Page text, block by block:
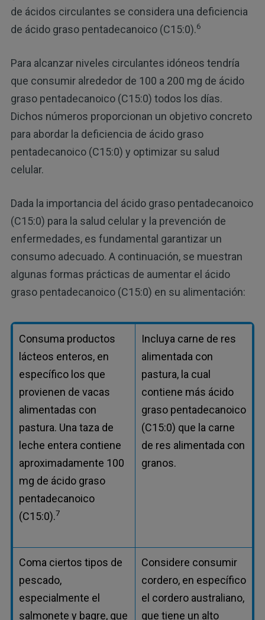
de ácidos circulantes se considera una deficiencia
de ácido graso pentadecanoico (C15:0).6
Para alcanzar niveles circulantes idóneos tendría
que consumir alrededor de 100 a 200 mg de ácido
graso pentadecanoico (C15:0) todos los días.
Dichos números proporcionan un objetivo concreto
para abordar la deficiencia de ácido graso
pentadecanoico (C15:0) y optimizar su salud
celular.
Dada la importancia del ácido graso pentadecanoico
(C15:0) para la salud celular y la prevención de
enfermedades, es fundamental garantizar un
consumo adecuado. A continuación, se muestran
algunas formas prácticas de aumentar el ácido
graso pentadecanoico (C15:0) en su alimentación:
Consuma productos
lácteos enteros, en
específico los que
provienen de vacas
alimentadas con
pastura. Una taza de
leche entera contiene
aproximadamente 100
mg de ácido graso
pentadecanoico
(C15:0).7
Incluya carne de res
alimentada con
pastura, la cual
contiene más ácido
graso pentadecanoico
(C15:0) que la carne
de res alimentada con
granos.
Coma ciertos tipos de
pescado,
especialmente el
salmonete y bagre, que
Considere consumir
cordero, en específico
el cordero australiano,
que tiene un alto